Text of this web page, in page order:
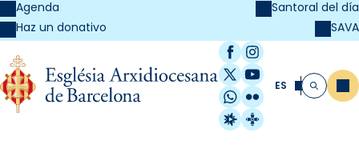
Agenda
Haz un donativo
Santoral del día
SAVA
Facebook
Instagram
X / Twitter
YouTube
WhatsApp
Flickr
Radio Estel
Catalunya
ES Buscar